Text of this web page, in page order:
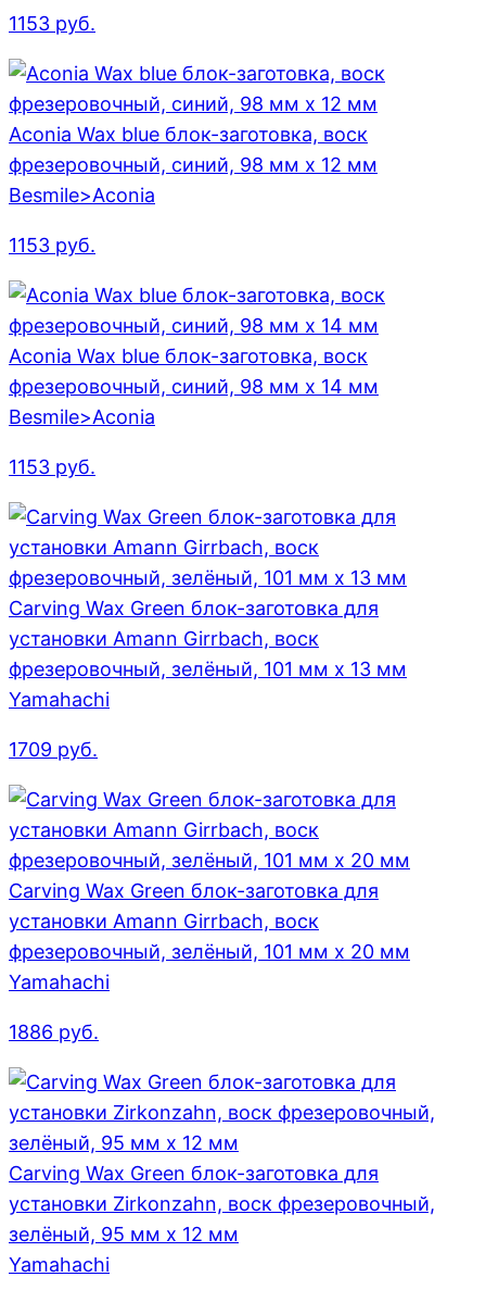
1153 руб.
Aconia Wax blue блок-заготовка, воск
фрезеровочный, синий, 98 мм x 12 мм
Besmile>Aconia
1153 руб.
Aconia Wax blue блок-заготовка, воск
фрезеровочный, синий, 98 мм x 14 мм
Besmile>Aconia
1153 руб.
Carving Wax Green блок-заготовка для
установки Amann Girrbach, воск
фрезеровочный, зелёный, 101 мм x 13 мм
Yamahachi
1709 руб.
Carving Wax Green блок-заготовка для
установки Amann Girrbach, воск
фрезеровочный, зелёный, 101 мм x 20 мм
Yamahachi
1886 руб.
Carving Wax Green блок-заготовка для
установки Zirkonzahn, воск фрезеровочный,
зелёный, 95 мм x 12 мм
Yamahachi